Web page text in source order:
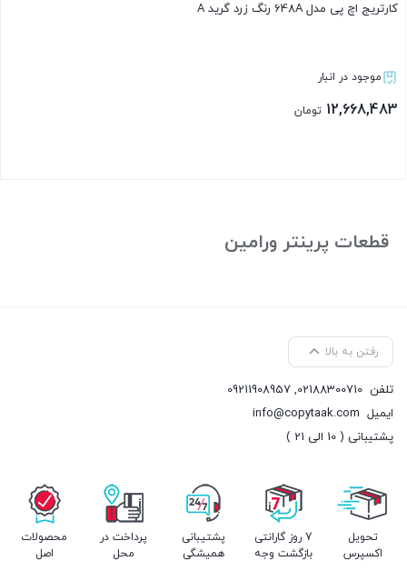
کارتریج اچ پی مدل 648A رنگ زرد گرید A
موجود در انبار
12,668,483 تومان
قطعات پرینتر ورامین
رفتن به بالا
تلفن 02188300710
,
09211908957
ایمیل info@copytaak.com
پشتیبانی ( 10 الی 21 )
تحویل
اکسپرس
7 روز گارانتی
بازگشت وجه
پشتیبانی
همیشگی
پرداخت در
محل
محصولات
اصل